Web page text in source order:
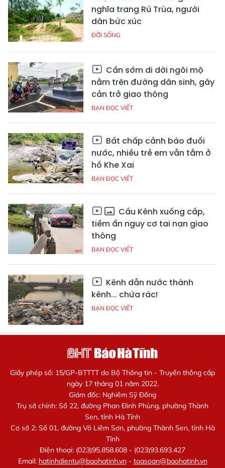
nghĩa trang Rú Trùa, người
dân bức xúc
ĐỜI SỐNG
Cần sớm di dời ngôi mộ
nằm trên đường dân sinh, gây
cản trở giao thông
BẠN ĐỌC VIẾT
Bất chấp cảnh báo đuối
nước, nhiều trẻ em vẫn tắm ở
hồ Khe Xai
BẠN ĐỌC VIẾT
Cầu Kênh xuống cấp,
tiềm ẩn nguy cơ tai nạn giao
thông
BẠN ĐỌC VIẾT
Kênh dẫn nước thành
kênh... chứa rác!
BẠN ĐỌC VIẾT
Giấy phép số: 15/GP-BTTTT do Bộ Thông tin - Truyền thông cấp
ngày 17 tháng 01 năm 2022.
Giám đốc: Nghiêm Sỹ Đống
Trụ sở chính: Số 22, đường Phan Đình Phùng, phường Thành
Sen, tỉnh Hà Tĩnh
Cơ sở 2: Số 01, đường Võ Liêm Sơn, phường Thành Sen, tỉnh Hà
Tĩnh
Điện thoại: (023)95.858.608 - (023)93.693.427
Email: hatinhdientu@baohatinh.vn- toasoan@baohatinh.vn